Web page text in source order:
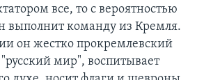
все, то с вероятностью
выполнит команду из Кремля.
он жестко прокремлевский
мир", воспитывает